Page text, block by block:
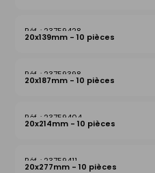
23759428
20x139mm - 10 pièces
23759398
20x187mm - 10 pièces
23759404
20x214mm - 10 pièces
23759411
20x277mm - 10 pièces